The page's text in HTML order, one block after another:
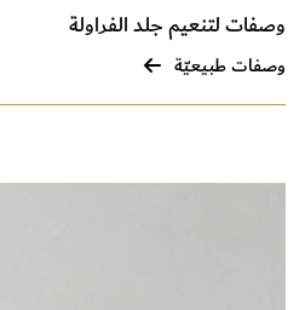
وصفات لتنعيم جلد الفراولة
وصفات طبيعيّة